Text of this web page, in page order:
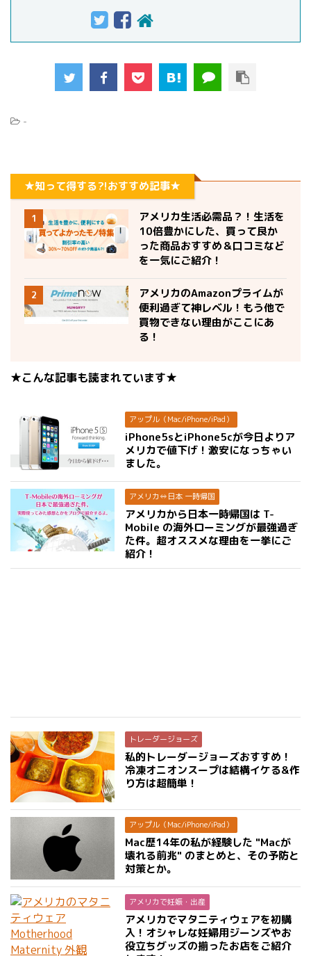
-
★知って得する?!おすすめ記事★
1
アメリカ生活必需品？！生活を
10倍豊かにした、買って良か
った商品おすすめ＆口コミなど
を一気にご紹介！
2
アメリカのAmazonプライムが
便利過ぎて神レベル！もう他で
買物できない理由がここにあ
る！
★こんな記事も読まれています★
アップル（Mac/iPhone/iPad）
iPhone5sとiPhone5cが今日よりア
メリカで値下げ！激安になっちゃい
ました。
アメリカ⇔日本 一時帰国
アメリカから日本一時帰国は T-
Mobile の海外ローミングが最強過ぎ
た件。超オススメな理由を一挙にご
紹介！
トレーダージョーズ
私的トレーダージョーズおすすめ！
冷凍オニオンスープは結構イケる&作
り方は超簡単！
アップル（Mac/iPhone/iPad）
Mac歴14年の私が経験した "Macが
壊れる前兆" のまとめと、その予防と
対策とか。
アメリカで妊娠・出産
アメリカでマタニティウェアを初購
入！オシャレな妊婦用ジーンズやお
役立ちグッズの揃ったお店をご紹介